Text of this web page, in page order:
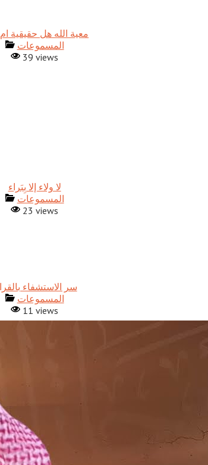
معية الله هل حقيقية ام
المسموعات
39 views
المسموعات
23 views
المسموعات
11 views